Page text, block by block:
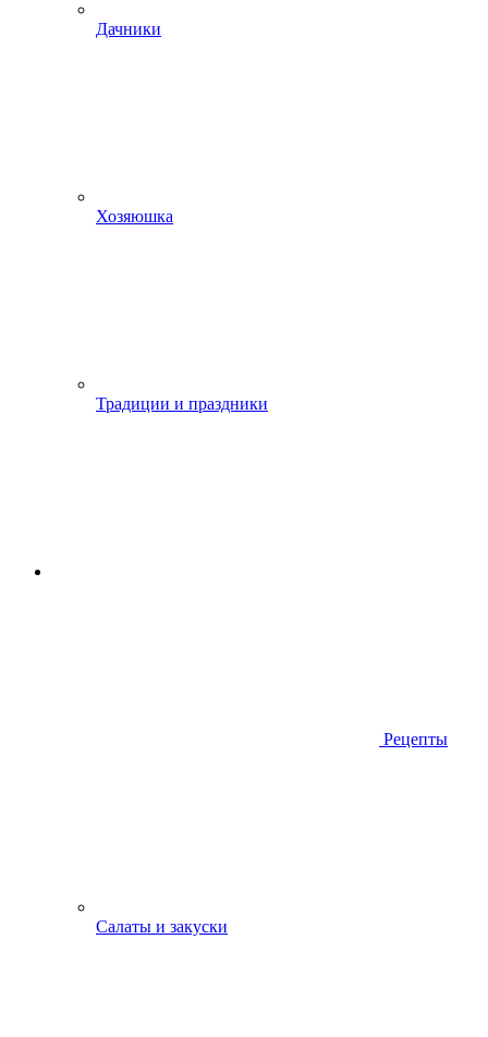
Дачники
Хозяюшка
Традиции и праздники
Рецепты
Салаты и закуски